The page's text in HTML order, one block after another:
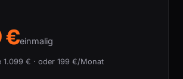
€einmalig
1.099 € · oder 199 €/Monat